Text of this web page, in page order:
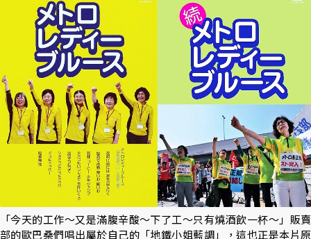
「今天的工作～又是滿腹辛酸～下了工～只有燒酒飲一杯～」販賣
部的歐巴桑們唱出屬於自己的「地鐵小姐藍調」，這也正是本片原